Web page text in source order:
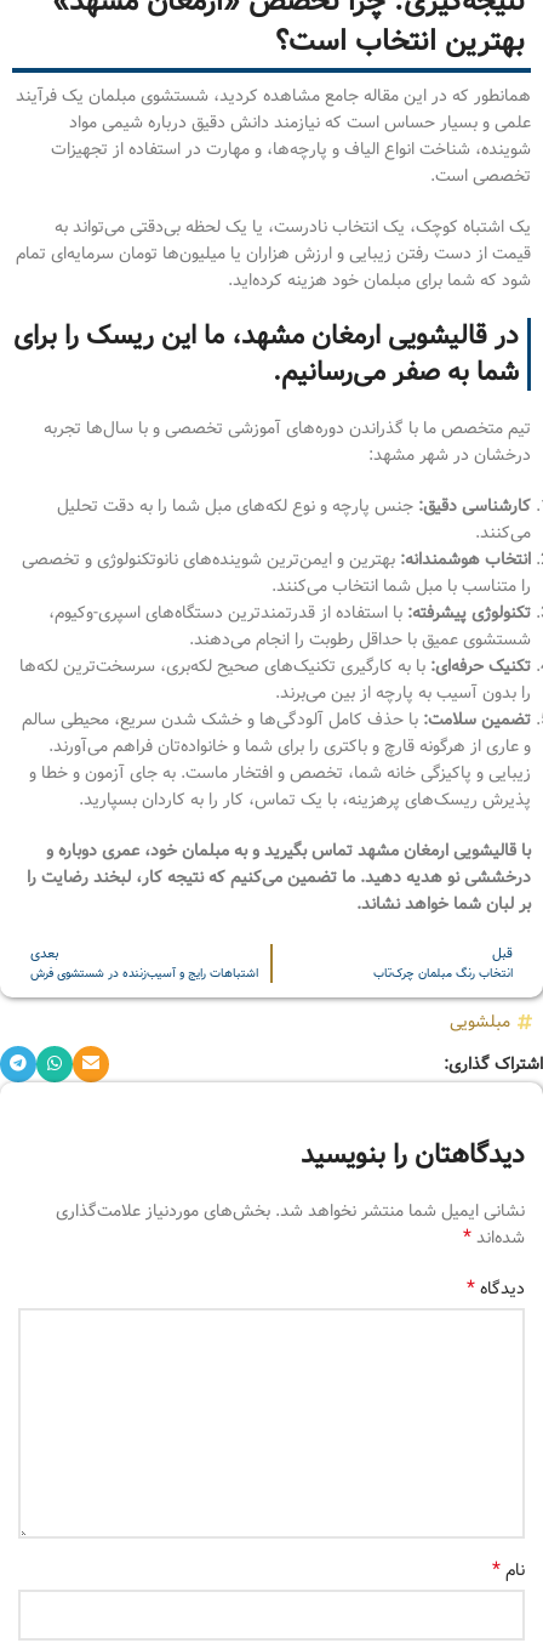
بهترین انتخاب است؟
همانطور که در این مقاله جامع مشاهده کردید، شستشوی مبلمان یک فرآیند
علمی و بسیار حساس است که نیازمند دانش دقیق درباره شیمی مواد
شوینده، شناخت انواع الیاف و پارچه‌ها، و مهارت در استفاده از تجهیزات
تخصصی است.
یک اشتباه کوچک، یک انتخاب نادرست، یا یک لحظه بی‌دقتی می‌تواند به
قیمت از دست رفتن زیبایی و ارزش هزاران یا میلیون‌ها تومان سرمایه‌ای تمام
شود که شما برای مبلمان خود هزینه کرده‌اید.
در قالیشویی ارمغان مشهد، ما این ریسک را برای
شما به صفر می‌رسانیم.
تیم متخصص ما با گذراندن دوره‌های آموزشی تخصصی و با سال‌ها تجربه
درخشان در شهر مشهد:
کارشناسی دقیق: جنس پارچه و نوع لکه‌های مبل شما را به دقت تحلیل
می‌کنند.
انتخاب هوشمندانه: بهترین و ایمن‌ترین شوینده‌های نانوتکنولوژی و تخصصی
را متناسب با مبل شما انتخاب می‌کنند.
تکنولوژی پیشرفته: با استفاده از قدرتمندترین دستگاه‌های اسپری-وکیوم،
شستشوی عمیق با حداقل رطوبت را انجام می‌دهند.
تکنیک حرفه‌ای: با به کارگیری تکنیک‌های صحیح لکه‌بری، سرسخت‌ترین لکه‌ها
را بدون آسیب به پارچه از بین می‌برند.
تضمین سلامت: با حذف کامل آلودگی‌ها و خشک شدن سریع، محیطی سالم
و عاری از هرگونه قارچ و باکتری را برای شما و خانواده‌تان فراهم می‌آورند.
زیبایی و پاکیزگی خانه شما، تخصص و افتخار ماست. به جای آزمون و خطا و
پذیرش ریسک‌های پرهزینه، با یک تماس، کار را به کاردان بسپارید.
با قالیشویی ارمغان مشهد تماس بگیرید و به مبلمان خود، عمری دوباره و
درخششی نو هدیه دهید. ما تضمین می‌کنیم که نتیجه کار، لبخند رضایت را
بر لبان شما خواهد نشاند.
قبل
انتخاب رنگ مبلمان چرک‌تاب
بعدی
اشتباهات رایج و آسیب‌زننده در شستشوی فرش
مبلشویی
اشتراک گذاری:
دیدگاهتان را بنویسید
نشانی ایمیل شما منتشر نخواهد شد. بخش‌های موردنیاز علامت‌گذاری
شده‌اند*
دیدگاه*
نام*